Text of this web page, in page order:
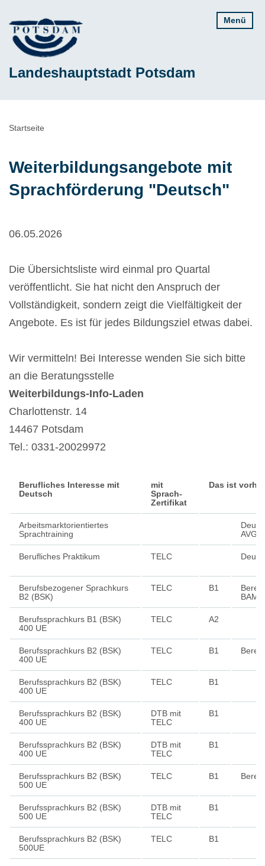
zum
Inhalt
Landeshauptstadt Potsdam
Menü
Pfadnavigation
Startseite
Weiterbildungsangebote mit
Sprachförderung "Deutsch"
06.05.2026
Die Übersichtsliste wird einmal pro Quartal
veröffentlicht. Sie hat nicht den Anspruch der
Vollständigkeit, sondern zeigt die Vielfältigkeit der
Angebote. Es ist für jedes Bildungsziel etwas dabei.
Wir vermitteln! Bei Interesse wenden Sie sich bitte
an die Beratungsstelle
Weiterbildungs-Info-Laden
Charlottenstr. 14
14467 Potsdam
Tel.: 0331-20029972
Berufliches Interesse mit
Deutsch
mit
Sprach-
Zertifikat
Das ist
Arbeitsmarktorientiertes
Sprachtraining
AVGS
Berufliches Praktikum TELC
Berufsbezogener Sprachkurs
B2 (BSK)
TELC B1
BAMF
Berufssprachkurs B1 (BSK)
400 UE
TELC A2
Berufssprachkurs B2 (BSK)
400 UE
TELC B1
Berufssprachkurs B2 (BSK)
400 UE
TELC B1
Berufssprachkurs B2 (BSK)
400 UE
DTB mit
TELC
B1
Berufssprachkurs B2 (BSK)
400 UE
DTB mit
TELC
B1
Berufssprachkurs B2 (BSK)
500 UE
TELC B1
Berufssprachkurs B2 (BSK)
500 UE
DTB mit
TELC
B1
Berufssprachkurs B2 (BSK)
500UE
TELC B1